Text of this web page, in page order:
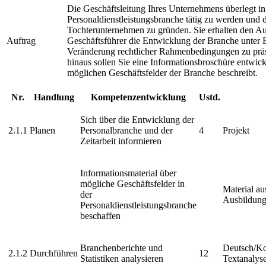
Auftrag
Die Geschäftsleitung Ihres Unternehmens überlegt
Personaldienstleistungsbranche tätig zu werden und
Tochterunternehmen zu gründen. Sie erhalten den
Geschäftsführer die Entwicklung der Branche unter
Veränderung rechtlicher Rahmenbedingungen zu
hinaus sollen Sie eine Informationsbroschüre
möglichen Geschäftsfelder der Branche beschreibt.
Nr. Handlung Kompetenzentwicklung Ustd.
2.1.1 Planen
Sich über die Entwicklung der
Personalbranche und der
Zeitarbeit informieren
4 Projekt
Informationsmaterial über
mögliche Geschäftsfelder in
der
Personaldienstleistungsbranche
beschaffen
Material
2.1.2 Durchführen
Branchenberichte und
Statistiken analysieren
12
Deutsch/